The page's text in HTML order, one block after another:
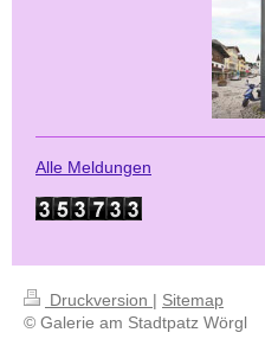
Alle Meldungen
Druckversion | Sitemap
© Galerie am Stadtpatz Wörgl